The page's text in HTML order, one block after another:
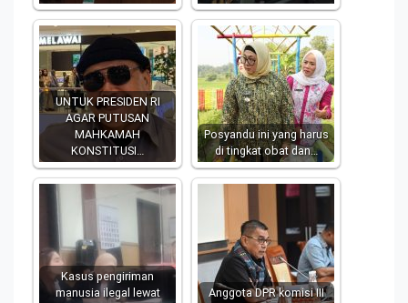
UNTUK PRESIDEN RI
AGAR PUTUSAN
MAHKAMAH
KONSTITUSI…
Posyandu ini yang harus
di tingkat obat dan…
Kasus pengiriman
manusia ilegal lewat
Anggota DPR komisi III